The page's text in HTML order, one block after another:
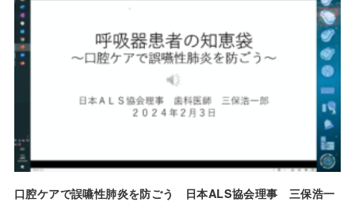
口腔ケアで誤嚥性肺炎を防ごう 日本ALS協会理事 三保浩一